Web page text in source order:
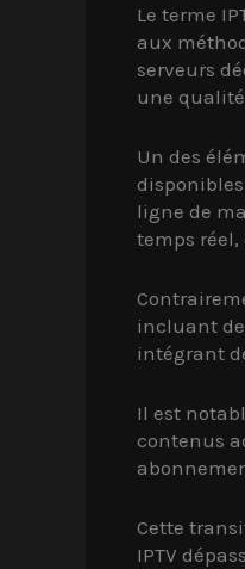
Le terme
aux
serveurs
une
Un des
ligne de
temps
incluant
intégrant
Il est
contenus
Cette
IPTV